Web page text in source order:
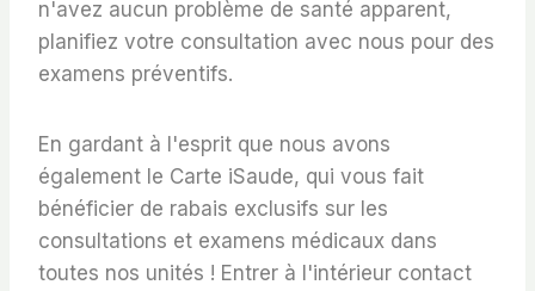
n'avez aucun problème de santé apparent,
planifiez votre consultation avec nous pour des
examens préventifs.
En gardant à l'esprit que nous avons
également le Carte iSaude, qui vous fait
bénéficier de rabais exclusifs sur les
consultations et examens médicaux dans
toutes nos unités ! Entrer à l'intérieur contact